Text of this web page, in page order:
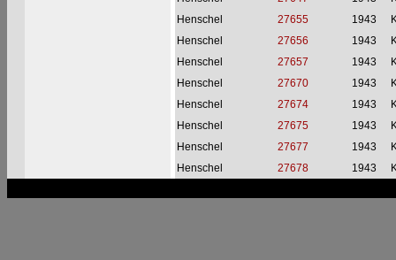
Henschel
27655 1943
Henschel
27656 1943
Henschel
27657 1943
Henschel
27670 1943
Henschel
27674 1943
Henschel
27675 1943
Henschel
27677 1943
Henschel
27678 1943